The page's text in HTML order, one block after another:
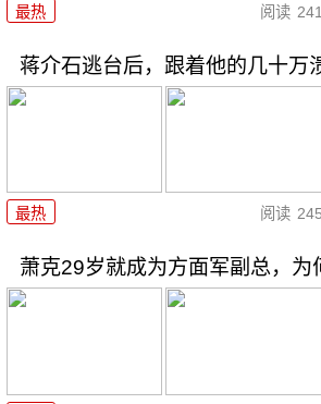
最热 阅读
蒋介石逃台后，跟着他的几十万
最热 阅读
萧克29岁就成为方面军副总，为